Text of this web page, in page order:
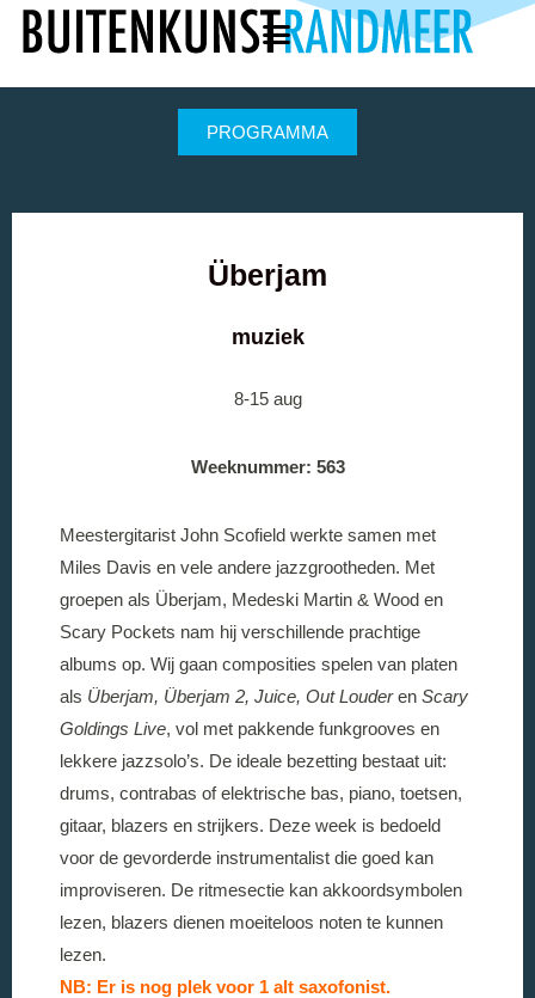
PROGRAMMA
Überjam
muziek
8-15 aug
Weeknummer: 563
Meestergitarist John Scofield werkte samen met
Miles Davis en vele andere jazzgrootheden. Met
groepen als Überjam, Medeski Martin & Wood en
Scary Pockets nam hij verschillende prachtige
albums op. Wij gaan composities spelen van platen
als Überjam, Überjam 2, Juice, Out Louderen Scary
Goldings Live, vol met pakkende funkgrooves en
lekkere jazzsolo’s. De ideale bezetting bestaat uit:
drums, contrabas of elektrische bas, piano, toetsen,
gitaar, blazers en strijkers. Deze week is bedoeld
voor de gevorderde instrumentalist die goed kan
improviseren. De ritmesectie kan akkoordsymbolen
lezen, blazers dienen moeiteloos noten te kunnen
lezen.
NB: Er is nog plek voor 1 alt saxofonist.